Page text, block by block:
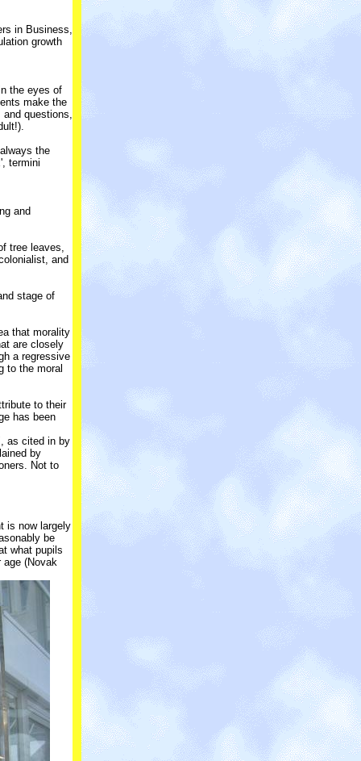
in Business,
growth
the eyes of
make the
questions,
the
termini
and
tree leaves,
and
stage of
that morality
are closely
a regressive
to the moral
to their
has been
as cited in by
by
Not to
is now largely
be
what pupils
age (Novak